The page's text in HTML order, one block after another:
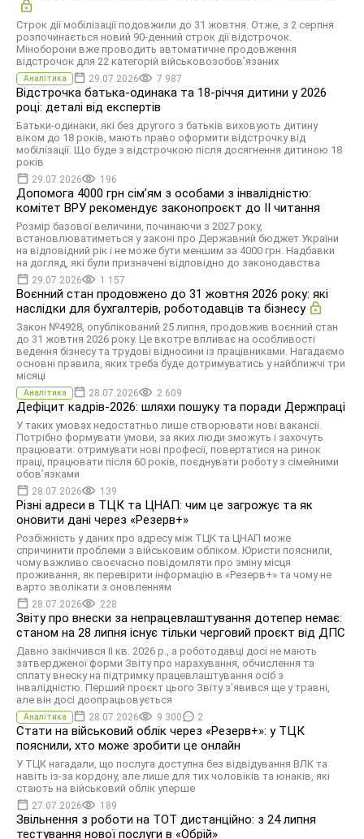
Строк дії мобілізації подовжили до 31 жовтня. Отже, з 2 серпня
розпочинається новий 90-денний строк дії відстрочок.
Міноборони вже проводить автоматичне продовження
відстрочок для 22 категорій військовозобов’язаних
Аналітика 29.07.2026 7 987
Відстрочка батька-одинака та 18-річчя дитини у 2026
році: деталі від експертів
Батьки-одинаки, які без другого з батьків виховують дитину
віком до 18 років, мають право оформити відстрочку від
мобілізації. Що буде з відстрочкою після досягнення дитиною 18
років
29.07.2026 196
Допомога 4000 грн сімʼям з особами з інвалідністю:
комітет ВРУ рекомендує законопроєкт до ІІ читання
Розмір базової величини, починаючи з 2027 року,
встановлюватиметься у законі про Державний бюджет України
на відповідний рік і не може бути меншим за 4000 грн. Надбавки
на догляд, які були призначені відповідно до законодавства
29.07.2026 1 157
Воєнний стан продовжено до 31 жовтня 2026 року: які
наслідки для бухгалтерів, роботодавців та бізнесу
Закон №4928, опублікований 25 липня, продовжив воєнний стан
до 31 жовтня 2026 року. Це вкотре впливає на особливості
ведення бізнесу та трудові відносини із працівниками. Нагадаємо
основні правила, яких треба буде дотримуватись у найближчі три
місяці
Аналітика 28.07.2026 2 609
Дефіцит кадрів-2026: шляхи пошуку та поради Держпраці
У таких умовах недостатньо лише створювати нові вакансії.
Потрібно формувати умови, за яких люди зможуть і захочуть
працювати: отримувати нові професії, повертатися на ринок
праці, працювати після 60 років, поєднувати роботу з сімейними
обов’язками
28.07.2026 139
Різні адреси в ТЦК та ЦНАП: чим це загрожує та як
оновити дані через «Резерв+»
Розбіжність у даних про адресу між ТЦК та ЦНАП може
спричинити проблеми з військовим обліком. Юристи пояснили,
чому важливо своєчасно повідомляти про зміну місця
проживання, як перевірити інформацію в «Резерв+» та чому не
варто зволікати з оновленням
28.07.2026 228
Звіту про внески за непрацевлаштування дотепер немає:
станом на 28 липня існує тільки черговий проєкт від ДПС
Давно закінчився ІІ кв. 2026 р., а роботодавці досі не мають
затвердженої форми Звіту про нарахування, обчислення та
сплату внеску на підтримку працевлаштування осіб з
інвалідністю. Перший проєкт цього Звіту з’явився ще у травні,
але він досі доопрацьовується
Аналітика 28.07.2026 9 300 2
Стати на військовий облік через «Резерв+»: у ТЦК
пояснили, хто може зробити це онлайн
У ТЦК нагадали, що послуга доступна без відвідування ВЛК та
навіть із-за кордону, але лише для тих чоловіків та юнаків, які
стають на військовий облік уперше
27.07.2026 189
Звільнення з роботи на ТОТ дистанційно: з 24 липня
тестування нової послуги в «Обрій»